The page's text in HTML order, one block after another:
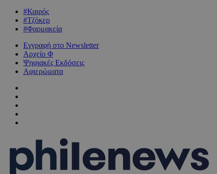
#Καιρός
#Τζόκερ
#Φαρμακεία
Εγγραφή στο Newsletter
Αρχείο Φ
Ψηφιακές Εκδόσεις
Αφιερώματα